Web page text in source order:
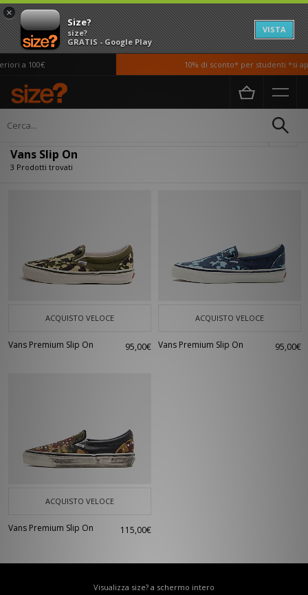
×
Size?
size?
GRATIS - Google Play
VISTA
a 100€ 10% di sconto* per studenti *si
Home Vans Slip On
Vans Slip On
3 Prodotti trovati
ACQUISTO VELOCE
Vans Premium Slip On 95,00€
ACQUISTO VELOCE
Vans Premium Slip On 95,00€
ACQUISTO VELOCE
Vans Premium Slip On 115,00€
Visualizza size? a schermo intero